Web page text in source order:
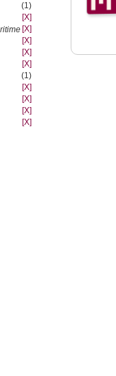
(1)
[X]
[X]
[X]
[X]
[X]
(1)
[X]
[X]
[X]
[X]